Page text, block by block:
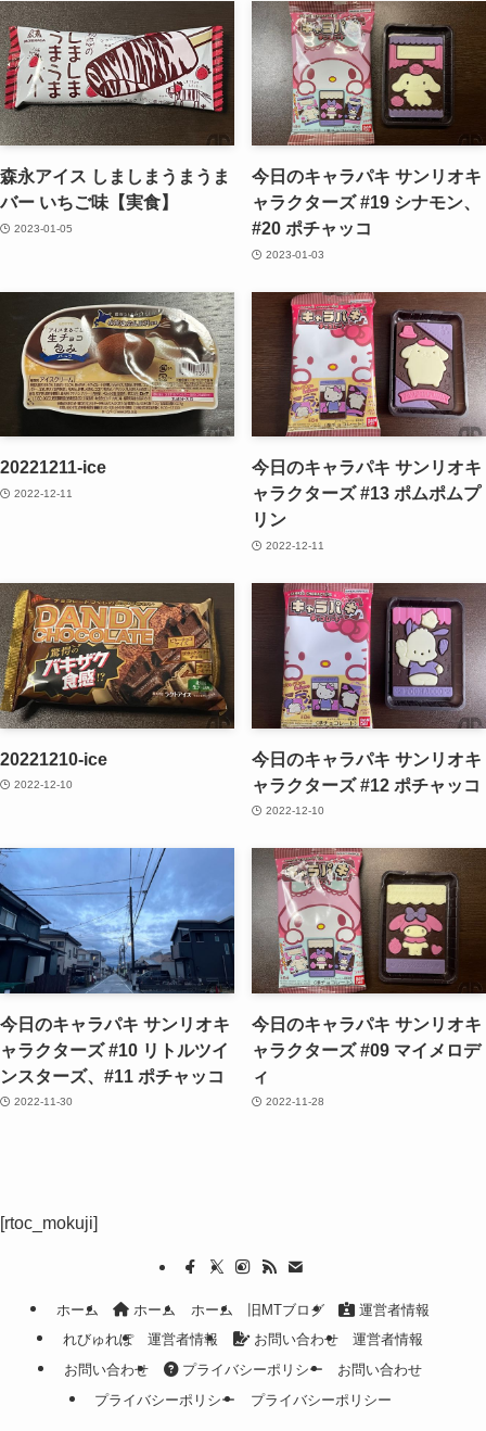
森永アイス しましまうまうま
バー いちご味【実食】
2023-01-05
今日のキャラパキ サンリオキ
ャラクターズ #19 シナモン、
#20 ポチャッコ
2023-01-03
20221211-ice
2022-12-11
今日のキャラパキ サンリオキ
ャラクターズ #13 ポムポムプ
リン
2022-12-11
20221210-ice
2022-12-10
今日のキャラパキ サンリオキ
ャラクターズ #12 ポチャッコ
2022-12-10
今日のキャラパキ サンリオキ
ャラクターズ #10 リトルツイ
ンスターズ、#11 ポチャッコ
2022-11-30
今日のキャラパキ サンリオキ
ャラクターズ #09 マイメロデ
ィ
2022-11-28
[rtoc_mokuji]
ホーム ホーム ホーム 旧MTブログ
運営者情報
れびゅれぽ
運営者情報 お問い合わせ
運営者情報
お問い合わせ
プライバシーポリシー
お問い合わせ
プライバシーポリシー
プライバシーポリシー